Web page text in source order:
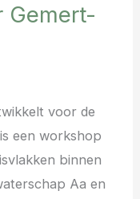
Gemert-
voor de
een workshop
binnen
Aa en